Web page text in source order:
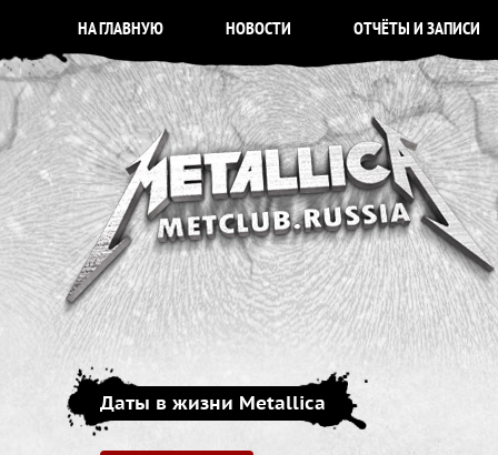
НА ГЛАВНУЮ НОВОСТИ ОТЧЁТЫ И ЗАПИСИ
Даты в жизни Metallica